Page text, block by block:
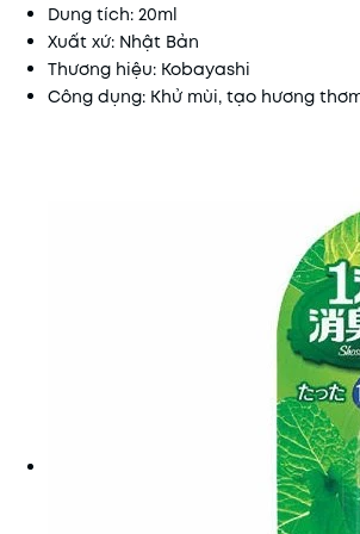
Dung tích: 20ml
Xuất xứ: Nhật Bản
Thương hiệu: Kobayashi
Công dụng: Khử mùi, tạo hương